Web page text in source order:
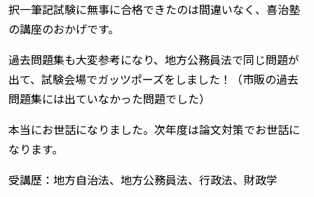
択一筆記試験に無事に合格できたのは間違いなく、喜治塾
の講座のおかげです。
過去問題集も大変参考になり、地方公務員法で同じ問題が
出て、試験会場でガッツポーズをしました！（市販の過去
問題集には出ていなかった問題でした）
本当にお世話になりました。次年度は論文対策でお世話に
なります。
受講歴：地方自治法、地方公務員法、行政法、財政学